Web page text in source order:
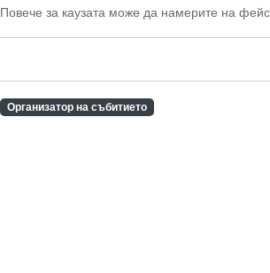
Повече за каузата може да намерите на
Организатор на събитието